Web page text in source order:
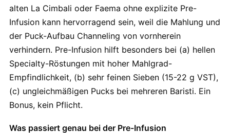
alten La Cimbali oder Faema ohne explizite Pre-
Infusion kann hervorragend sein, weil die Mahlung und
der Puck-Aufbau Channeling von vornherein
verhindern. Pre-Infusion hilft besonders bei (a) hellen
Specialty-Röstungen mit hoher Mahlgrad-
Empfindlichkeit, (b) sehr feinen Sieben (15-22 g VST),
(c) ungleichmäßigen Pucks bei mehreren Baristi. Ein
Bonus, kein Pflicht.
Was passiert genau bei der Pre-Infusion